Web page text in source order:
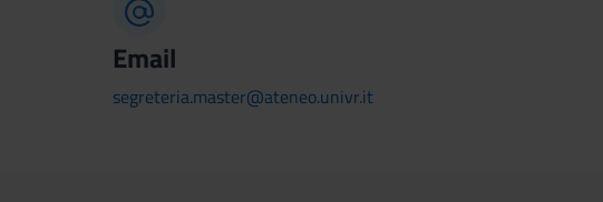
Email
segreteria.master@ateneo.univr.it